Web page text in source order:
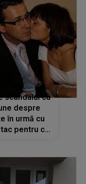
scandalul cu
despre
în urmă cu
pentru că